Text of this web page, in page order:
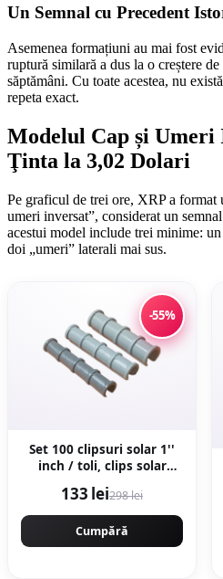
Un Semnal cu Precedent
Asemenea formațiuni au mai fost
ruptură similară a dus la o creștere
săptămâni. Cu toate acestea, nu
repeta exact.
Modelul Cap și Umeri
Ţinta la 3,02 Dolari
Pe graficul de trei ore, XRP a format
umeri inversat”, considerat un
acestui model include trei minime:
doi „umeri” laterali mai sus.
-55%
Set 100 clipsuri solar 1''
inch / toli, clips solar
133 lei298 lei
Cumpără